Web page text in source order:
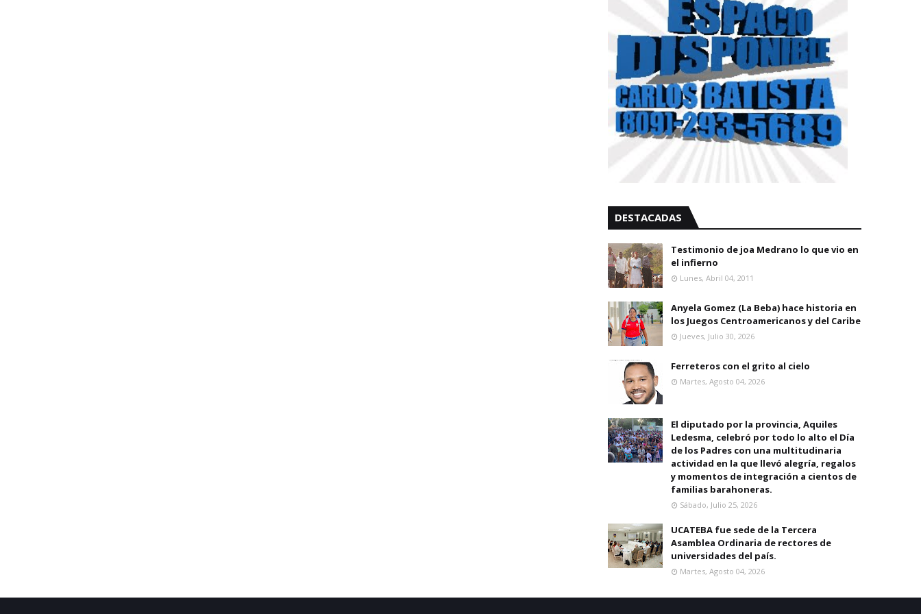
DESTACADAS
Testimonio de joa Medrano lo que vio en
el infierno
Lunes, Abril 04, 2011
Anyela Gomez (La Beba) hace historia en
los Juegos Centroamericanos y del Caribe
Jueves, Julio 30, 2026
Ferreteros con el grito al cielo
Martes, Agosto 04, 2026
El diputado por la provincia, Aquiles
Ledesma, celebró por todo lo alto el Día
de los Padres con una multitudinaria
actividad en la que llevó alegría, regalos
y momentos de integración a cientos de
familias barahoneras.
Sábado, Julio 25, 2026
UCATEBA fue sede de la Tercera
Asamblea Ordinaria de rectores de
universidades del país.
Martes, Agosto 04, 2026